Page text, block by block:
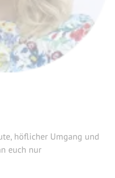
höflicher Umgang und
euch nur